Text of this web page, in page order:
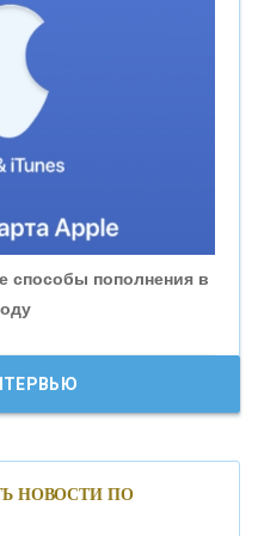
БАНК»
способы пополнения в
НОВОСТИ ПО